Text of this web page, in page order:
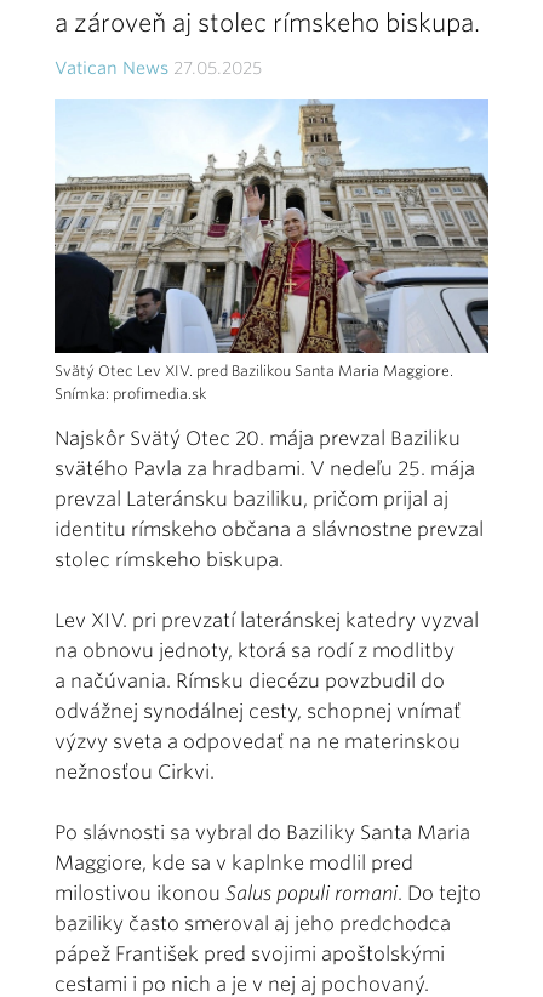
a zároveň aj stolec rímskeho biskupa.
Vatican News 27.05.2025
Svätý Otec Lev XIV. pred Bazilikou Santa Maria Maggiore.
Snímka: profimedia.sk
Najskôr Svätý Otec 20. mája prevzal Baziliku
svätého Pavla za hradbami. V nedeľu 25. mája
prevzal Lateránsku baziliku, pričom prijal aj
identitu rímskeho občana a slávnostne prevzal
stolec rímskeho biskupa.
Lev XIV. pri prevzatí lateránskej katedry vyzval
na obnovu jednoty, ktorá sa rodí z modlitby
a načúvania. Rímsku diecézu povzbudil do
odvážnej synodálnej cesty, schopnej vnímať
výzvy sveta a odpovedať na ne materinskou
nežnosťou Cirkvi.
Po slávnosti sa vybral do Baziliky Santa Maria
Maggiore, kde sa v kaplnke modlil pred
milostivou ikonou Salus populi romani. Do tejto
baziliky často smeroval aj jeho predchodca
pápež František pred svojimi apoštolskými
cestami i po nich a je v nej aj pochovaný.